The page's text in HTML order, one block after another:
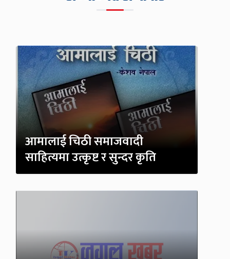
आमालाई चिठी समाजवादी
साहित्यमा उत्कृष्ट र सुन्दर कृति